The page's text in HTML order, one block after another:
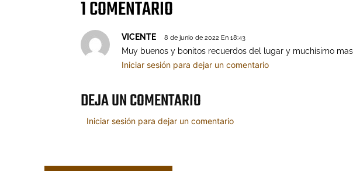
1 COMENTARIO
VICENTE 8 de junio de 2022 En 18:43
Muy buenos y bonitos recuerdos del lugar y muchísimo
Iniciar sesión para dejar un comentario
DEJA UN COMENTARIO
Iniciar sesión para dejar un comentario